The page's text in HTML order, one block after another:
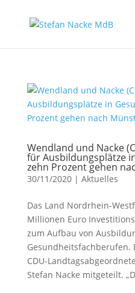
Wendland und Nacke
für Ausbildungsplätze
zehn Prozent gehen
30/11/2020| Aktuelles
Das Land Nordrhein-
Millionen Euro
zum Aufbau von
Gesundheitsfachberufen.
CDU-
Stefan Nacke mitgeteilt.